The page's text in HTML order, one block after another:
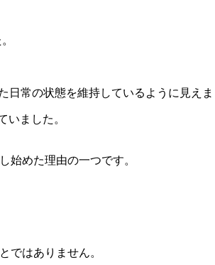
日常の状態を維持しているように見え
いました。
始めた理由の一つです。
ではありません。